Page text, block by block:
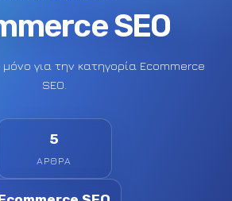
SEO
για την κατηγορία Ecommerce
SEO.
5
ΆΡΘΡΑ